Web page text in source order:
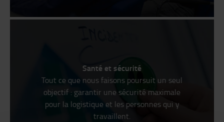
Santé et sécurité
Tout ce que nous faisons poursuit un seul
objectif : garantir une sécurité maximale
pour la logistique et les personnes qui y
travaillent.